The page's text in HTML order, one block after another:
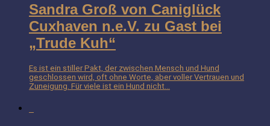
Sandra Groß von Caniglück
Cuxhaven n.e.V. zu Gast bei
„Trude Kuh“
Es ist ein stiller Pakt, der zwischen Mensch und Hund
geschlossen wird, oft ohne Worte, aber voller Vertrauen und
Zuneigung. Für viele ist ein Hund nicht...